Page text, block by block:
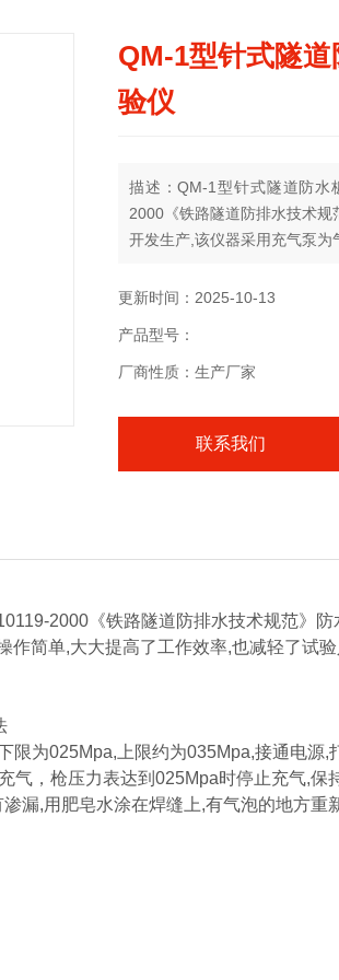
QM-1型针式隧
验仪
描述：QM-1型针式隧道防水
2000《铁路隧道防排水技术
开发生产,该仪器采用充气泵为
更新时间：2025-10-13
产品型号：
厂商性质：生产厂家
联系我们
2000《铁路隧道防排水技术规范》
作简单,大大提高了工作效率,也减轻了试
限为025Mpa,上限约为035Mpa,接通电源,
气，枪压力表达到025Mpa时停止充气,保
漏,用肥皂水涂在焊缝上,有气泡的地方重